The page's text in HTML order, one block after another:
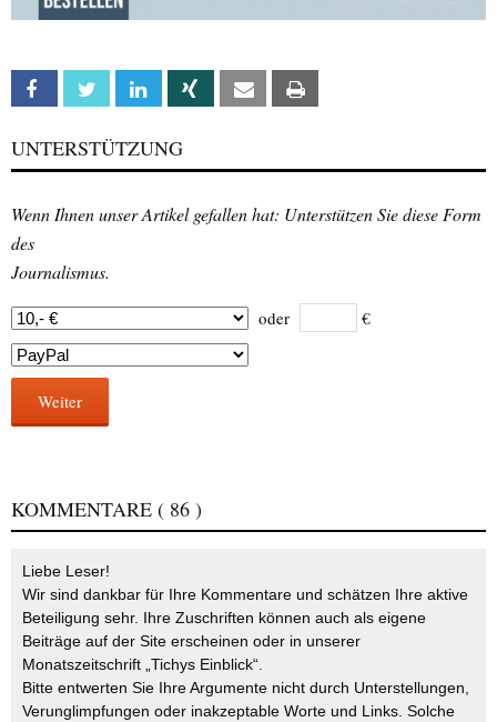
Facebook Twitter Linkedin Xing Email
UNTERSTÜTZUNG
Wenn Ihnen unser Artikel gefallen hat: Unterstützen Sie diese Form
des
Journalismus.
oder €
Weiter
KOMMENTARE ( 86 )
Liebe Leser!
Wir sind dankbar für Ihre Kommentare und schätzen Ihre aktive
Beteiligung sehr. Ihre Zuschriften können auch als eigene
Beiträge auf der Site erscheinen oder in unserer
Monatszeitschrift „Tichys Einblick“.
Bitte entwerten Sie Ihre Argumente nicht durch Unterstellungen,
Verunglimpfungen oder inakzeptable Worte und Links. Solche